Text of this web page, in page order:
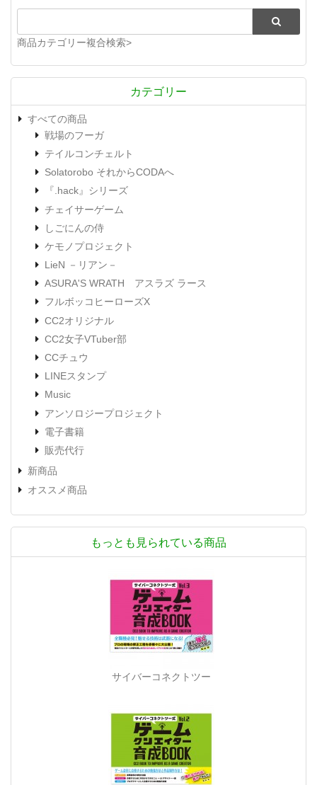
商品カテゴリー複合検索>
カテゴリー
すべての商品
戦場のフーガ
テイルコンチェルト
Solatorobo それからCODAへ
『.hack』シリーズ
チェイサーゲーム
しごにんの侍
ケモノプロジェクト
LieN －リアン－
ASURA'S WRATH アスラズ ラース
フルボッコヒーローズX
CC2オリジナル
CC2女子VTuber部
CCチュウ
LINEスタンプ
Music
アンソロジープロジェクト
電子書籍
販売代行
新商品
オススメ商品
もっとも見られている商品
サイバーコネクトツー